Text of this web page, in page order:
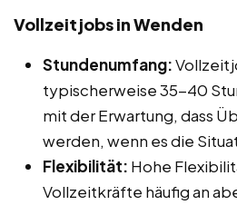
Vollzeitjobs in Wenden
Stundenumfang:
typischerweise 35-40
mit der Erwartung, dass
werden, wenn es die
Flexibilität: Hohe
Vollzeitkräfte häufig an